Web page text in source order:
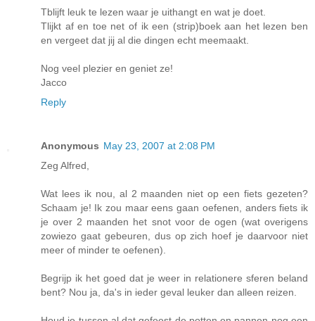
Tblijft leuk te lezen waar je uithangt en wat je doet.
Tlijkt af en toe net of ik een (strip)boek aan het lezen ben
en vergeet dat jij al die dingen echt meemaakt.
Nog veel plezier en geniet ze!
Jacco
Reply
Anonymous May 23, 2007 at 2:08 PM
Zeg Alfred,
Wat lees ik nou, al 2 maanden niet op een fiets gezeten?
Schaam je! Ik zou maar eens gaan oefenen, anders fiets ik
je over 2 maanden het snot voor de ogen (wat overigens
zowiezo gaat gebeuren, dus op zich hoef je daarvoor niet
meer of minder te oefenen).
Begrijp ik het goed dat je weer in relationere sferen beland
bent? Nou ja, da's in ieder geval leuker dan alleen reizen.